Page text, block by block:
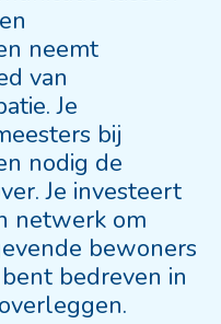
neemt
van
Je
bij
nodig de
Je investeert
netwerk om
bewoners
bedreven in